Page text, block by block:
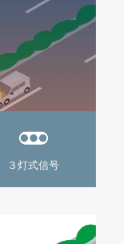
３灯式信号